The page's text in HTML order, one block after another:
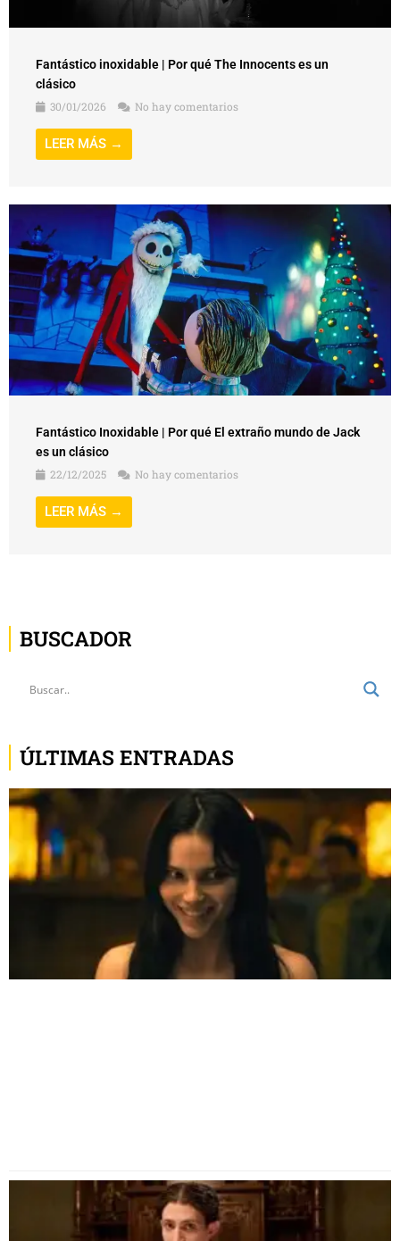
Fantástico inoxidable | Por qué The Innocents es un
clásico
30/01/2026
No hay comentarios
LEER MÁS →
Fantástico Inoxidable | Por qué El extraño mundo de Jack
es un clásico
22/12/2025
No hay comentarios
LEER MÁS →
BUSCADOR
ÚLTIMAS ENTRADAS